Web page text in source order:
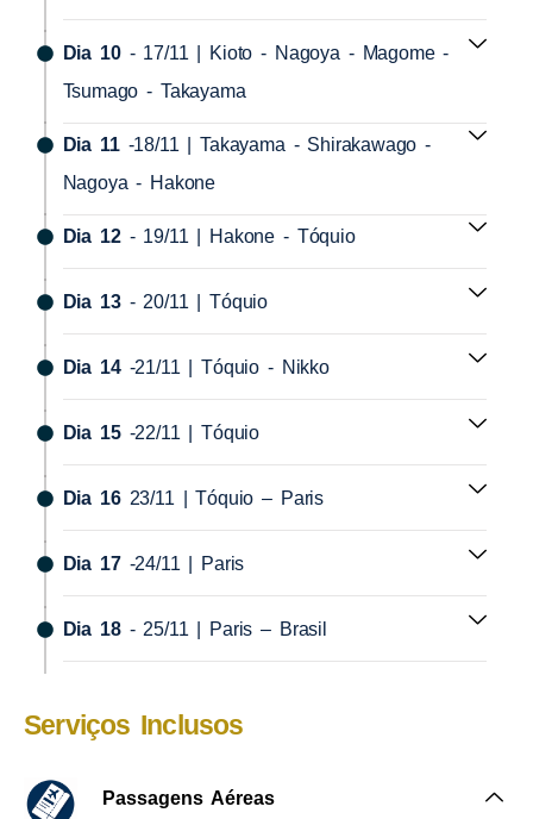
Dia 10 - 17/11 | Kioto - Nagoya - Magome -
Tsumago - Takayama
Dia 11 -18/11 | Takayama - Shirakawago -
Nagoya - Hakone
Dia 12 - 19/11 | Hakone - Tóquio
Dia 13 - 20/11 | Tóquio
Dia 14 -21/11 | Tóquio - Nikko
Dia 15 -22/11 | Tóquio
Dia 16 23/11 | Tóquio – Paris
Dia 17 -24/11 | Paris
Dia 18 - 25/11 | Paris – Brasil
Serviços Inclusos
Passagens Aéreas